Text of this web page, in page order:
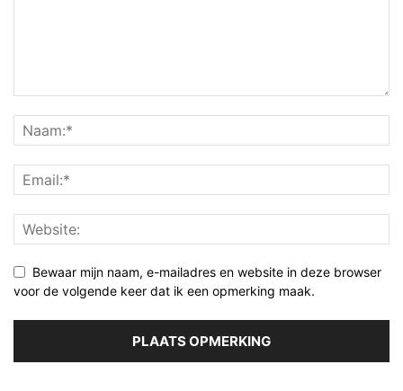
Bewaar mijn naam, e-mailadres en website in deze browser
voor de volgende keer dat ik een opmerking maak.